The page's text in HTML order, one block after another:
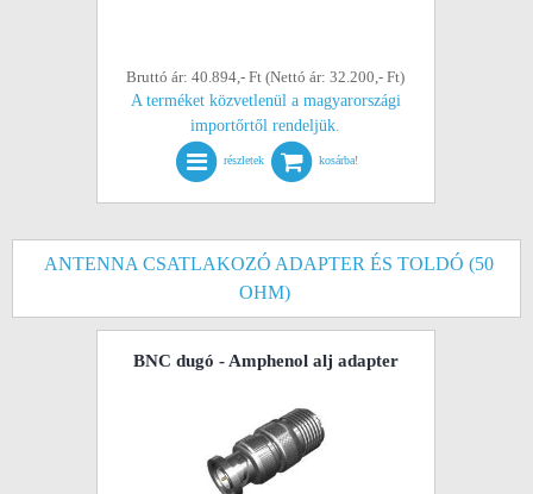
Bruttó ár: 40.894,- Ft (Nettó ár: 32.200,- Ft)
A terméket közvetlenül a magyarországi
importőrtől rendeljük.
részletek kosárba!
ANTENNA CSATLAKOZÓ ADAPTER ÉS TOLDÓ (50
OHM)
BNC dugó - Amphenol alj adapter